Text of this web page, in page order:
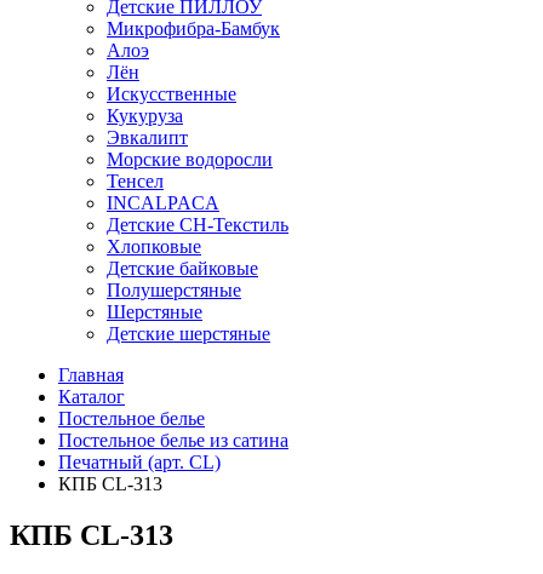
Детские ПИЛЛОУ
Микрофибра-Бамбук
Алоэ
Лён
Искусственные
Кукуруза
Эвкалипт
Морские водоросли
Тенсел
INCALPACA
Детские СН-Текстиль
Хлопковые
Детские байковые
Полушерстяные
Шерстяные
Детские шерстяные
Главная
Каталог
Постельное белье
Постельное белье из сатина
Печатный (арт. СL)
КПБ CL-313
КПБ CL-313